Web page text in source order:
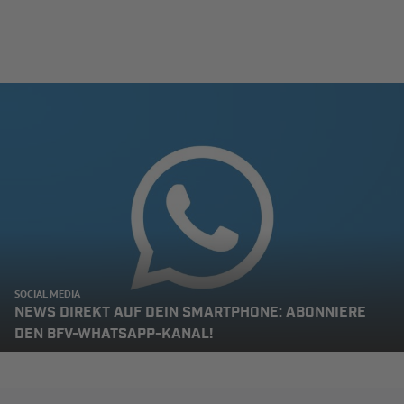
SOCIAL MEDIA
NEWS DIREKT AUF DEIN SMARTPHONE: ABONNIERE
DEN BFV-WHATSAPP-KANAL!